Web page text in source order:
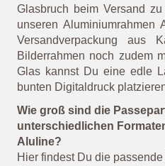
Glasbruch beim Versand
unseren
Versandverpackung aus
Bilderrahmen noch zudem
Glas kannst Du eine edle
bunten Digitaldruck
Wie groß sind die
unterschiedlichen
Aluline?
Hier findest Du die